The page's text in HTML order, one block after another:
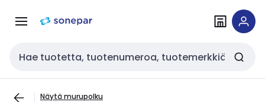
navigointiinsisältöön
Haku
Näytä murupolku